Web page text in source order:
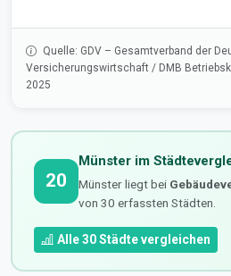
Quelle: GDV – Gesamtverband der
Versicherungswirtschaft / DMB
2025
20
Münster im
Münster liegt bei
von 30 erfassten Städten.
Alle 30 Städte vergleichen